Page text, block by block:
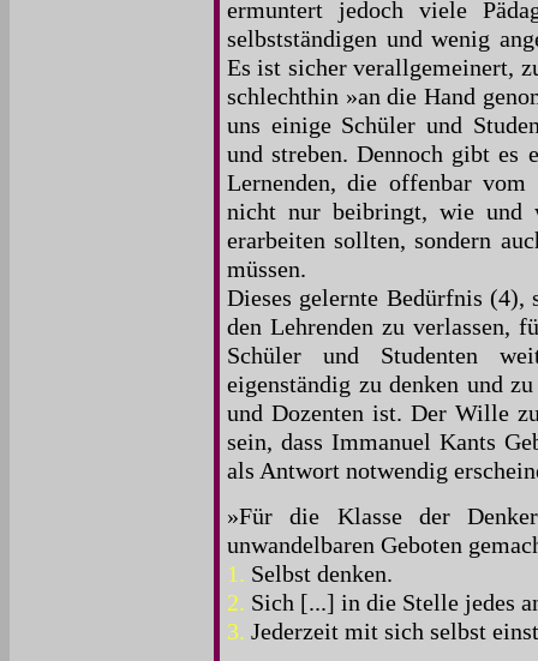
ermuntert jedoch viele
selbstständigen und wenig
Es ist sicher verallgemeinert,
schlechthin »an die Hand
uns einige Schüler und
und streben. Dennoch gibt es
Lernenden, die offenbar vom
nicht nur beibringt, wie und
erarbeiten sollten, sondern
müssen.
Dieses gelernte Bedürfnis (4),
den Lehrenden zu verlassen,
Schüler und Studenten
eigenständig zu denken und
und Dozenten ist. Der Wille
sein, dass Immanuel Kants
als Antwort notwendig
»Für die Klasse der
unwandelbaren Geboten
1. Selbst denken.
2. Sich [...] in die Stelle jedes
3. Jederzeit mit sich selbst